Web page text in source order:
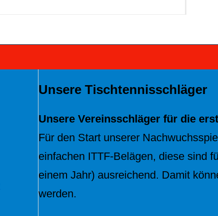
Unsere Tischtennisschläger
Unsere Vereinsschläger für die
Für den Start unserer
einfachen ITTF-Belägen, diese sind
einem Jahr) ausreichend. Damit
werden.